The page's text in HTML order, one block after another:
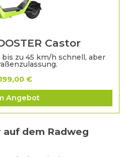
Castor
zu 45 km/h schnell, aber
€
Angebot
dem Radweg